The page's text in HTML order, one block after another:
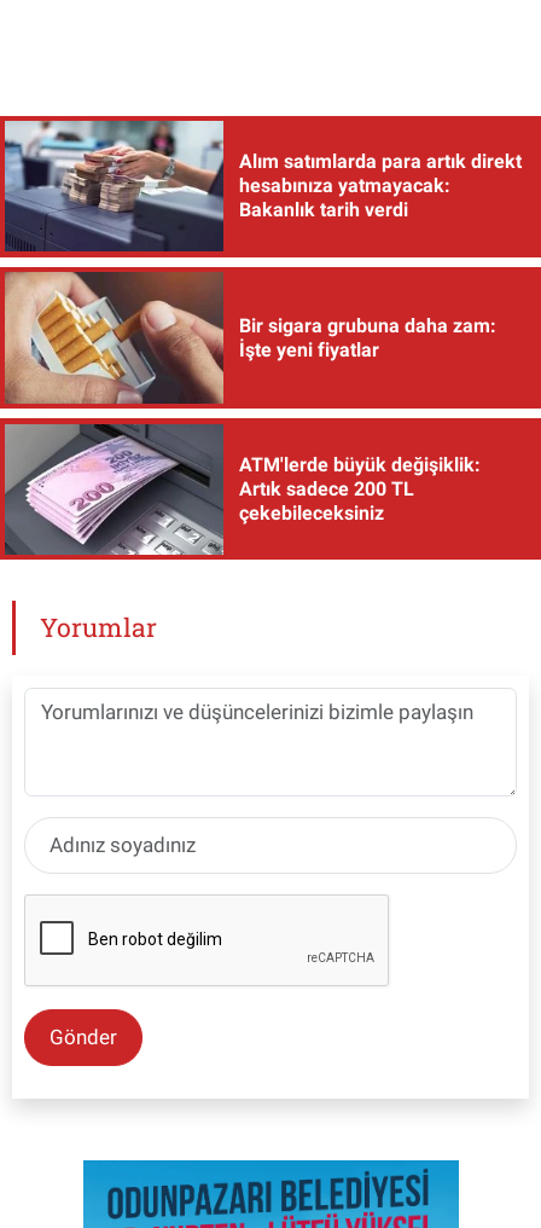
Alım satımlarda para artık direkt
hesabınıza yatmayacak:
Bakanlık tarih verdi
Bir sigara grubuna daha zam:
İşte yeni fiyatlar
ATM'lerde büyük değişiklik:
Artık sadece 200 TL
çekebileceksiniz
Yorumlar
Gönder